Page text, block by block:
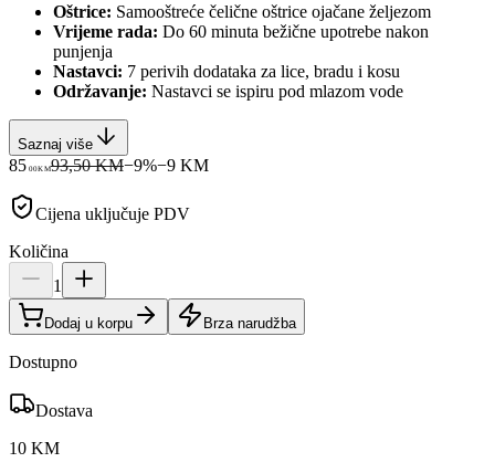
Oštrice: Samooštreće čelične oštrice ojačane željezom
Vrijeme rada: Do 60 minuta bežične upotrebe nakon
punjenja
Nastavci: 7 perivih dodataka za lice, bradu i kosu
Održavanje: Nastavci se ispiru pod mlazom vode
Saznaj više
85 00KM93,50 KM−9%−9KM
Cijena uključuje PDV
Količina
1
Dodaj u korpu Brza narudžba
Dostupno
Dostava
10 KM